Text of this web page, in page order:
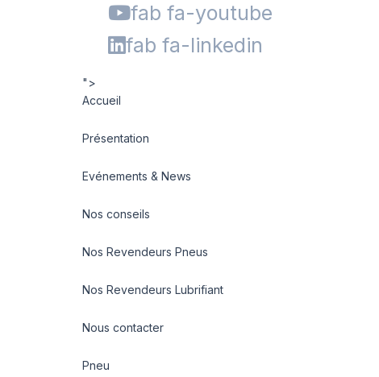
fab fa-youtube
fab fa-linkedin
">
Accueil
Présentation
Evénements & News
Nos conseils
Nos Revendeurs Pneus
Nos Revendeurs Lubrifiant
Nous contacter
Pneu